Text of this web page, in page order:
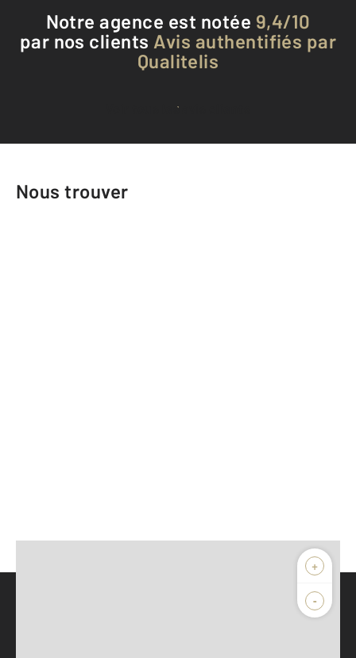
Notre agence est notée 9,4/10
par nos clients Avis authentifiés par
Qualitelis
Voir tous les avis clients
Nous trouver
+
-